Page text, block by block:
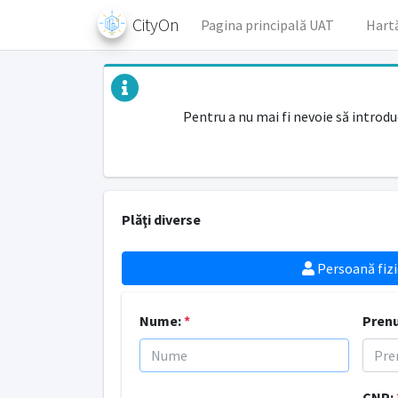
CityOn Pagina principală UAT
Pentru a nu mai fi nevoie să
Plăţi diverse
Persoană
Nume:*